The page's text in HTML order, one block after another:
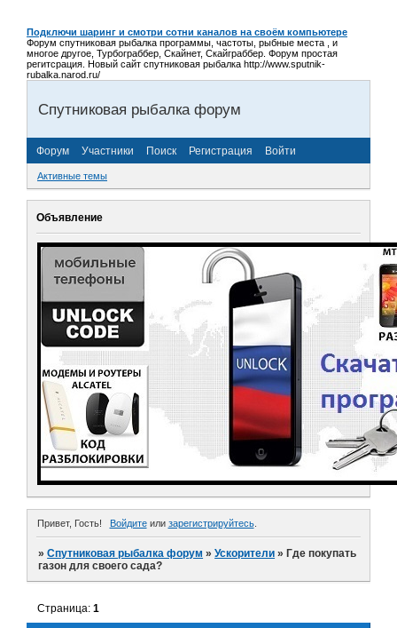
Подключи шаринг и смотри сотни каналов на своём компьютере
Форум спутниковая рыбалка программы, частоты, рыбные места , и
многое другое, Турбограббер, Скайнет, Скайграббер. Форум простая
регитсрация. Новый сайт спутниковая рыбалка http://www.sputnik-
rubalka.narod.ru/
Спутниковая рыбалка форум
Форум Участники Поиск Регистрация Войти
Активные темы
Объявление
Привет, Гость! Войдитеили зарегистрируйтесь.
»Спутниковая рыбалка форум »Ускорители » Где покупать
газон для своего сада?
Страница:1